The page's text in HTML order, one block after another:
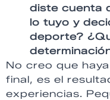
diste cuenta
lo tuyo y
deporte?
No creo que
final, es el
experiencias.